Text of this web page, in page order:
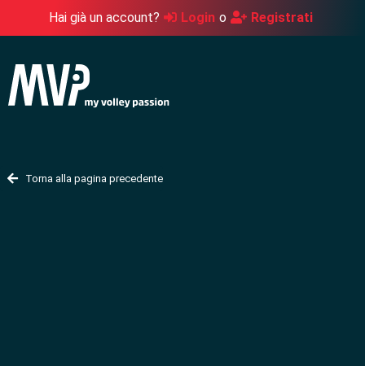
Hai già un account? Login o Registrati
Torna alla pagina precedente